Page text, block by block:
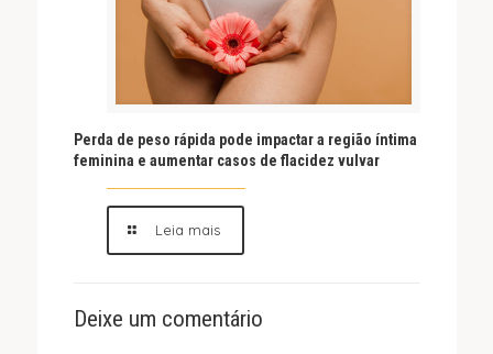
Perda de peso rápida pode impactar a região íntima
feminina e aumentar casos de flacidez vulvar
Leia mais
Deixe um comentário